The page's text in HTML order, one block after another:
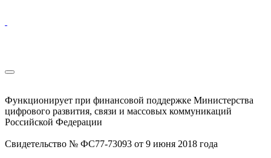
Функционирует при финансовой поддержке Министерства
цифрового развития, связи и массовых коммуникаций
Российской Федерации
Свидетельство № ФС77-73093 от 9 июня 2018 года